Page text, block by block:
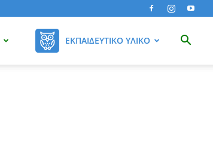
ΕΚΠΑΙΔΕΥΤΙΚΌ ΥΛΙΚΌ